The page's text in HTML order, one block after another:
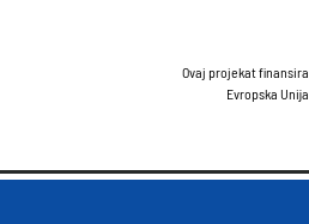
Ovaj projekat finansira
Evropska Unija